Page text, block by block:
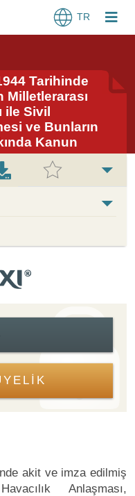
TR
Tarihinde
Milletlerarası
ile Sivil
ve Bunların
Kanun
akit ve imza edilmiş
Anlaşması,